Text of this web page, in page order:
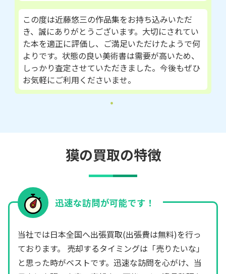
この度は近藤悠三の作品集をお持ち込みいただ
き、誠にありがとうございます。大切にされてい
た本を適正に評価し、ご満足いただけたようで何
よりです。状態の良い美術書は需要が高いため、
しっかり査定させていただきました。今後もぜひ
お気軽にご利用くださいませ。
獏の買取の特徴
迅速な訪問が可能です！
当社では日本全国へ出張買取(出張費は無料)を行っ
ております。 売却するタイミングは「売りたいな」
と思った時がベストです。迅速な訪問を心がけ、当